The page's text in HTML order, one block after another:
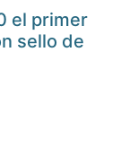
el primer
sello de